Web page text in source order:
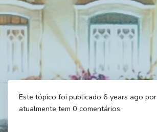
Este tópico foi publicado 6 years ago por
atualmente tem 0 comentários.